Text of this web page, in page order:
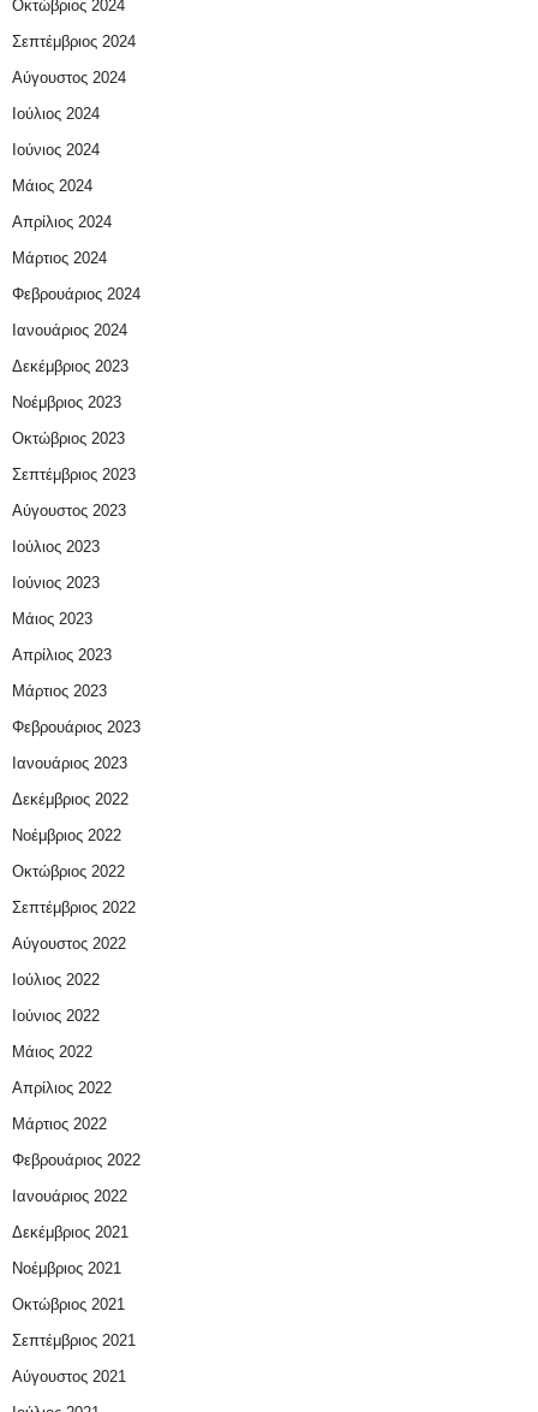
Οκτώβριος 2024
Σεπτέμβριος 2024
Αύγουστος 2024
Ιούλιος 2024
Ιούνιος 2024
Μάιος 2024
Απρίλιος 2024
Μάρτιος 2024
Φεβρουάριος 2024
Ιανουάριος 2024
Δεκέμβριος 2023
Νοέμβριος 2023
Οκτώβριος 2023
Σεπτέμβριος 2023
Αύγουστος 2023
Ιούλιος 2023
Ιούνιος 2023
Μάιος 2023
Απρίλιος 2023
Μάρτιος 2023
Φεβρουάριος 2023
Ιανουάριος 2023
Δεκέμβριος 2022
Νοέμβριος 2022
Οκτώβριος 2022
Σεπτέμβριος 2022
Αύγουστος 2022
Ιούλιος 2022
Ιούνιος 2022
Μάιος 2022
Απρίλιος 2022
Μάρτιος 2022
Φεβρουάριος 2022
Ιανουάριος 2022
Δεκέμβριος 2021
Νοέμβριος 2021
Οκτώβριος 2021
Σεπτέμβριος 2021
Αύγουστος 2021